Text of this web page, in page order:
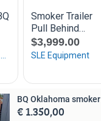
BQ Oklahoma smoker
€ 1.350,00